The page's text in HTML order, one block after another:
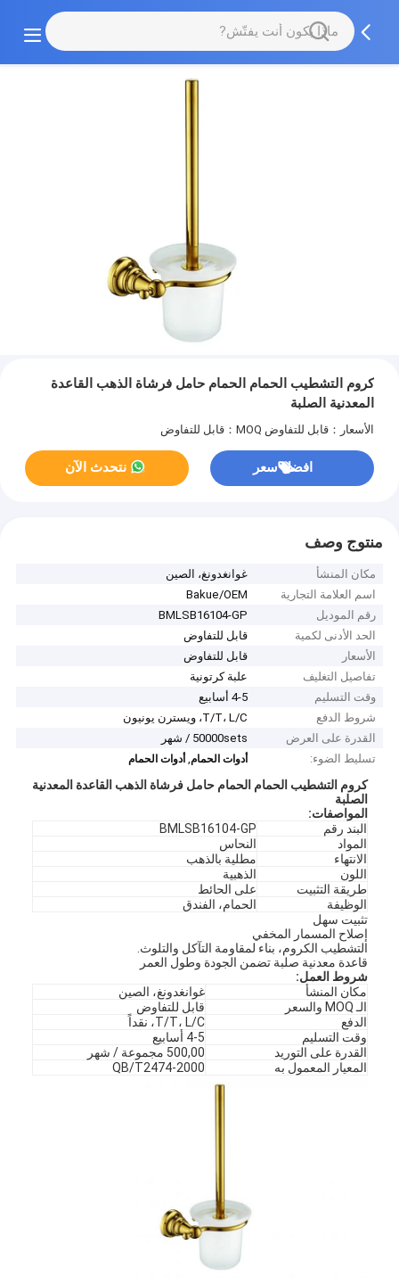
كروم التشطيب الحمام الحمام حامل فرشاة الذهب القاعدة
المعدنية الصلبة
الأسعار：قابل للتفاوض MOQ：قابل للتفاوض
افضل سعر نتحدث الآن
منتوج وصف
مكان المنشأ
غوانغدونغ، الصين
اسم العلامة التجارية
Bakue/OEM
رقم الموديل
BMLSB16104-GP
الحد الأدنى لكمية
قابل للتفاوض
الأسعار
قابل للتفاوض
تفاصيل التغليف
علبة كرتونية
وقت التسليم
4-5 أسابيع
شروط الدفع
T/T، L/C، ويسترن يونيون
القدرة على العرض
50000sets / شهر
تسليط الضوء:
أدوات الحمام,أدوات الحمام
كروم التشطيب الحمام الحمام حامل فرشاة الذهب القاعدة المعدنية
الصلبة
المواصفات:
البند رقم
BMLSB16104-GP
المواد
النحاس
الانتهاء
مطلية بالذهب
اللون
الذهبية
طريقة التثبيت
على الحائط
الوظيفة
الحمام، الفندق
تثبيت سهل
إصلاح المسمار المخفي
التشطيب الكروم، بناء لمقاومة التآكل والتلوث.
قاعدة معدنية صلبة تضمن الجودة وطول العمر
شروط العمل:
مكان المنشأ
غوانغدونغ، الصين
الـ MOQ والسعر
قابل للتفاوض
الدفع
T/T، L/C، نقداً
وقت التسليم
4-5 أسابيع
القدرة على التوريد
500,00 مجموعة / شهر
المعيار المعمول به
QB/T2474-2000